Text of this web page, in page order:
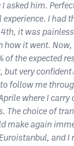
I asked him.
experience. I had
4th, it was
how it went. Now,
of the expected
but very
follow me
where I carry
The choice of
make again
and I